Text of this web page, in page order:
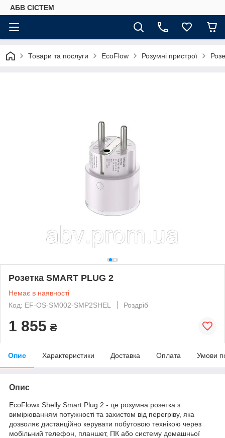
АБВ СІСТЕМ
Товари та послуги EcoFlow Розумні пристрої
Розетка SMART PLUG 2
Немає в наявності
Код: EF-OS-SM002-SMP2SHEL
Роздріб
1 855 ₴
Опис Характеристики Доставка Оплата Умови
Опис
EcoFlowx Shelly Smart Plug 2 - це розумна розетка з
вимірюванням потужності та захистом від перегріву, яка
дозволяє дистанційно керувати побутовою технікою через
мобільний телефон, планшет, ПК або систему домашньої